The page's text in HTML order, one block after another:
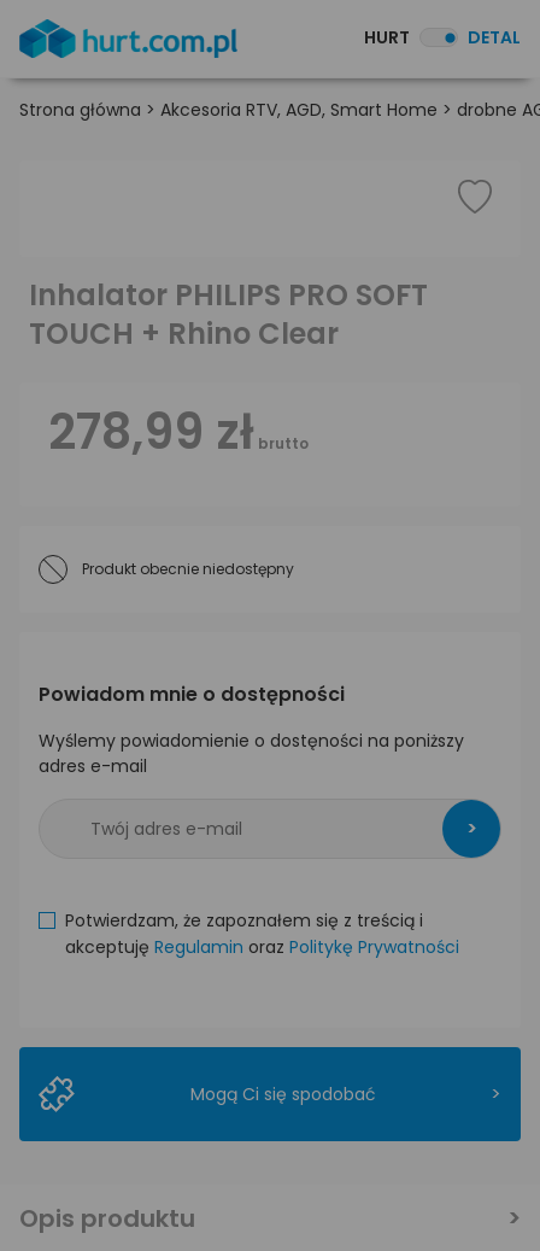
HURT DETAL
Strona główna > Akcesoria RTV, AGD, Smart Home > drobne
Inhalator PHILIPS PRO SOFT
TOUCH + Rhino Clear
278,99 zł brutto
Produkt obecnie niedostępny
Powiadom mnie o dostępności
Wyślemy powiadomienie o dostęności na poniższy
adres e-mail
>
Potwierdzam, że zapoznałem się z treścią i
akceptuję Regulamin oraz Politykę Prywatności
Mogą Ci się spodobać >
Opis produktu